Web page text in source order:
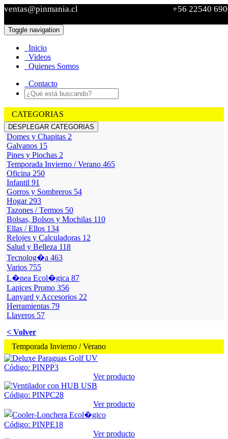
ventas@pinmania.cl +56 22540
Toggle navigation
Inicio
Videos
Quienes Somos
Contacto
CATEGORIAS
DESPLEGAR CATEGORIAS
Domes y Chapitas 2
Galvanos 15
Pines y Piochas 2
Temporada Invierno / Verano 465
Oficina 250
Infantil 91
Gorros y Sombreros 54
Hogar 293
Tazones / Termos 50
Bolsas, Bolsos y Mochilas 110
Ellas / Ellos 134
Relojes y Calculadoras 12
Salud y Belleza 118
Tecnolog�a 463
Varios 755
L�nea Ecol�gica 87
Lapices Promo 356
Lanyard y Accesorios 22
Herramientas 79
Llaveros 57
< Volver
Temporada Invierno / Verano
Código: PINPP3
Ver producto
Código: PINPC28
Ver producto
Código: PINPE18
Ver producto